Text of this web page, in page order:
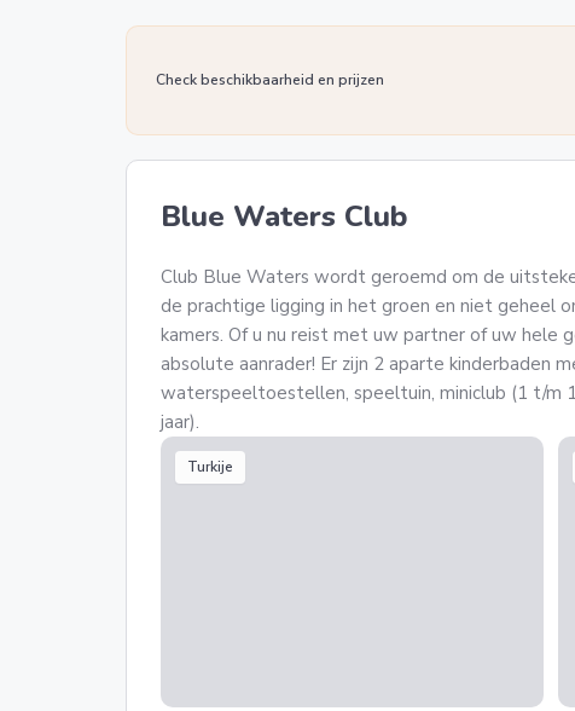
Check beschikbaarheid en prijzen
Blue Waters Club
Club Blue Waters wordt geroemd om de
de prachtige ligging in het groen en niet geheel
kamers. Of u nu reist met uw partner of uw hele
absolute aanrader! Er zijn 2 aparte kinderbaden
waterspeeltoestellen, speeltuin, miniclub (1 t/m
jaar).
Turkije